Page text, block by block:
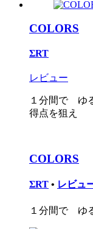
COLORS
ΣRT
レビュー
１分間で ゆ
得点を狙え
COLORS
ΣRT • レビュ
１分間で ゆ